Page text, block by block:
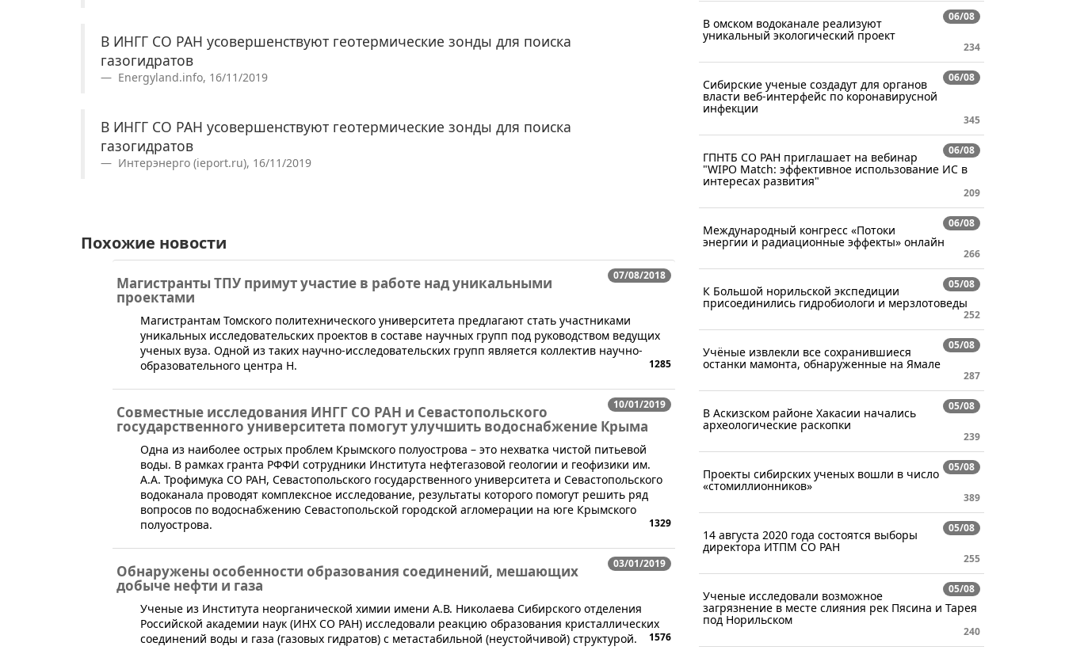
В ИНГГ СО РАН усовершенствуют геотермические зонды для поиска
газогидратов
Energyland.info, 16/11/2019
В ИНГГ СО РАН усовершенствуют геотермические зонды для поиска
газогидратов
Интерэнерго (ieport.ru), 16/11/2019
Похожие новости
07/08/2018
Магистранты ТПУ примут участие в работе над уникальными
проектами
​Магистрантам Томского политехнического университета предлагают стать участниками
уникальных исследовательских проектов в составе научных групп под руководством ведущих
ученых вуза. Одной из таких научно-исследовательских групп является коллектив научно-
образовательного центра Н.
1285
10/01/2019
Совместные исследования ИНГГ СО РАН и Севастопольского
государственного университета помогут улучшить водоснабжение Крыма
​Одна из наиболее острых проблем Крымского полуострова – это нехватка чистой питьевой
воды. В рамках гранта РФФИ сотрудники Института нефтегазовой геологии и геофизики им.
А.А. Трофимука СО РАН, Севастопольского государственного университета и Севастопольского
водоканала проводят комплексное исследование, результаты которого помогут решить ряд
вопросов по водоснабжению Севастопольской городской агломерации на юге Крымского
полуострова.
1329
03/01/2019
Обнаружены особенности образования соединений, мешающих
добыче нефти и газа
​​Ученые из Института неорганической химии имени А.В. Николаева Сибирского отделения
Российской академии наук (ИНХ СО РАН) исследовали реакцию образования кристаллических
соединений воды и газа (газовых гидратов) с метастабильной (неустойчивой) структурой.
1576
06/08
В омском водоканале реализуют
уникальный экологический проект
234
06/08
Сибирские ученые создадут для органов
власти веб-интерфейс по коронавирусной
инфекции
345
06/08
ГПНТБ СО РАН приглашает на вебинар
"WIPO Match: эффективное использование ИС в
интересах развития"
209
06/08
Международный конгресс «Потоки
энергии и радиационные эффекты» онлайн
266
05/08
К Большой норильской экспедиции
присоединились гидробиологи и мерзлотоведы
252
05/08
Учёные извлекли все сохранившиеся
останки мамонта, обнаруженные на Ямале
287
05/08
В Аскизском районе Хакасии начались
археологические раскопки
239
05/08
Проекты сибирских ученых вошли в число
«стомиллионников»
389
05/08
14 августа 2020 года состоятся выборы
директора ИТПМ СО РАН
255
05/08
Ученые исследовали возможное
загрязнение в месте слияния рек Пясина и Тарея
под Норильском
240